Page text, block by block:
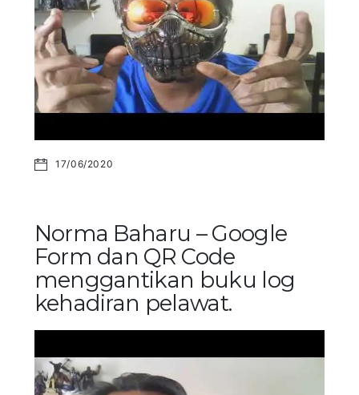
17/06/2020
Norma Baharu – Google
Form dan QR Code
menggantikan buku log
kehadiran pelawat.